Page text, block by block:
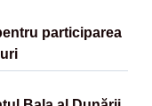
participarea